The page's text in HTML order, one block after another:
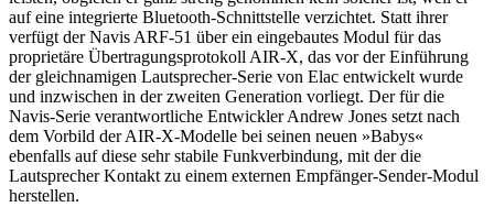
auf eine integrierte Bluetooth-Schnittstelle verzichtet. Statt ihrer
verfügt der Navis ARF-51 über ein eingebautes Modul für das
proprietäre Übertragungsprotokoll AIR-X, das vor der Einführung
der gleichnamigen Lautsprecher-Serie von Elac entwickelt wurde
und inzwischen in der zweiten Generation vorliegt. Der für die
Navis-Serie verantwortliche Entwickler Andrew Jones setzt nach
dem Vorbild der AIR-X-Modelle bei seinen neuen »Babys«
ebenfalls auf diese sehr stabile Funkverbindung, mit der die
Lautsprecher Kontakt zu einem externen Empfänger-Sender-Modul
herstellen.